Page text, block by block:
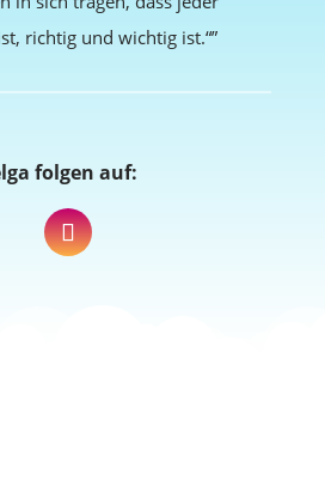
richtig und wichtig ist.“”
folgen auf: